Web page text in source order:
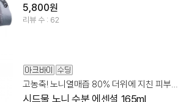
5,800원
리뷰 수 : 62
고농축! 노니열매즙 80% 더위에 지친 피부 수딩케어!
시드물 노니 수분 에센셜 165ml